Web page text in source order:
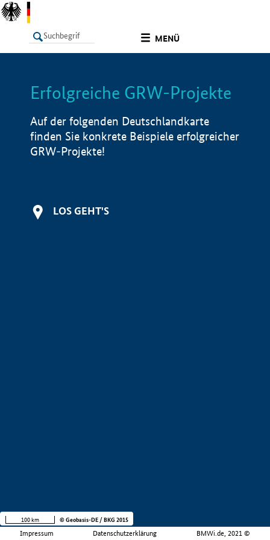
MENÜ
LISTE Info
Erfolgreiche GRW-Projekte
Auf der folgenden Deutschlandkarte
finden Sie konkrete Beispiele erfolgreicher
GRW-Projekte!
LOS GEHT'S
Impressum Datenschutzerklärung BMWi.de, 2021 ©
100 km © Geobasis-DE / BKG 2015